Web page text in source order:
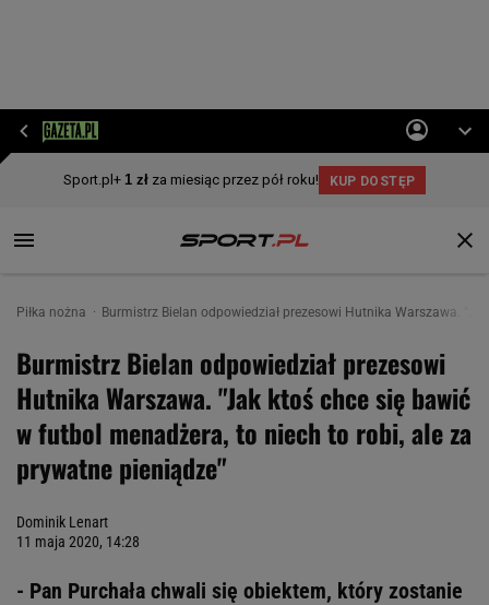
Piłka nożna Burmistrz Bielan odpowiedział prezesowi Hutnika Warszawa.
Burmistrz Bielan odpowiedział prezesowi
Hutnika Warszawa. "Jak ktoś chce się bawić
w futbol menadżera, to niech to robi, ale za
prywatne pieniądze"
Dominik Lenart
11 maja 2020, 14:28
- Pan Purchała chwali się obiektem, który zostanie